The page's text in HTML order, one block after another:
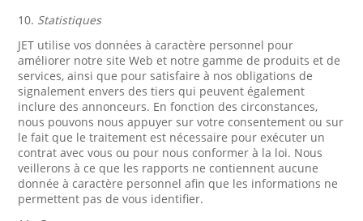
10. Statistiques
JET utilise vos données à caractère personnel pour
améliorer notre site Web et notre gamme de produits et de
services, ainsi que pour satisfaire à nos obligations de
signalement envers des tiers qui peuvent également
inclure des annonceurs. En fonction des circonstances,
nous pouvons nous appuyer sur votre consentement ou sur
le fait que le traitement est nécessaire pour exécuter un
contrat avec vous ou pour nous conformer à la loi. Nous
veillerons à ce que les rapports ne contiennent aucune
donnée à caractère personnel afin que les informations ne
permettent pas de vous identifier.